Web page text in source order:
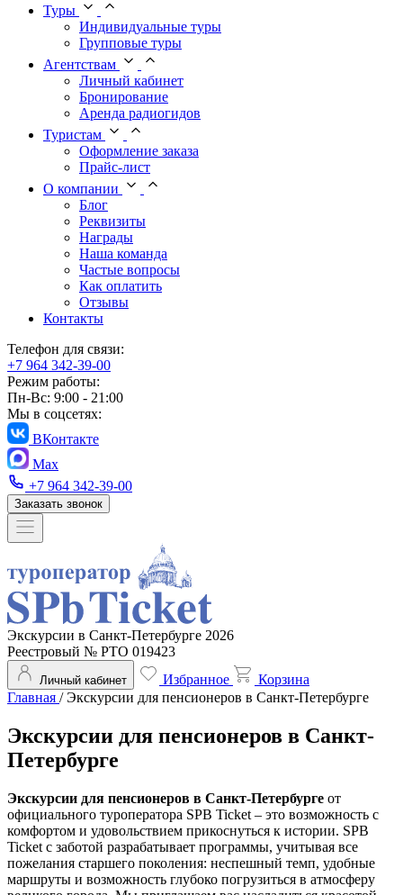
Туры
Индивидуальные туры
Групповые туры
Агентствам
Личный кабинет
Бронирование
Аренда радиогидов
Туристам
Оформление заказа
Прайс-лист
О компании
Блог
Реквизиты
Награды
Наша команда
Частые вопросы
Как оплатить
Отзывы
Контакты
Телефон для связи:
+7 964 342-39-00
Режим работы:
Пн-Вс: 9:00 - 21:00
Мы в соцсетях:
ВКонтакте
Max
+7 964 342-39-00
Заказать звонок
Экскурсии в Санкт-Петербурге 2026
Реестровый № РТО 019423
Личный кабинет Избранное
Корзина
Главная /Экскурсии для пенсионеров в Санкт-Петербурге
Экскурсии для пенсионеров в Санкт-
Петербурге
Экскурсии для пенсионеров в Санкт-Петербурге от
официального туроператора SPB Ticket – это возможность с
комфортом и удовольствием прикоснуться к истории. SPB
Ticket с заботой разрабатывает программы, учитывая все
пожелания старшего поколения: неспешный темп, удобные
маршруты и возможность глубоко погрузиться в атмосферу